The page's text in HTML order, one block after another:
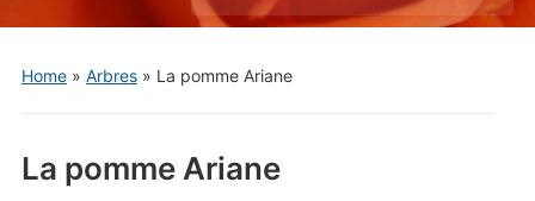
menu
Home» Arbres» La pomme Ariane
La pomme Ariane